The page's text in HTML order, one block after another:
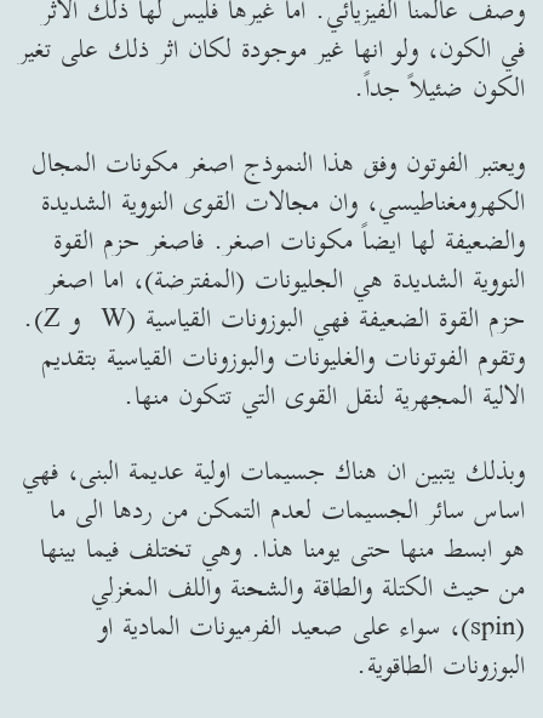
وصف عالمنا الفيزيائي. أما غيرها فليس لها ذلك الاثر
في الكون، ولو انها غير موجودة لكان اثر ذلك على تغير
الكون ضئيلاً جداً.
ويعتبر الفوتون وفق هذا النموذج اصغر مكونات المجال
الكهرومغناطيسي، وان مجالات القوى النووية الشديدة
والضعيفة لها ايضاً مكونات اصغر. فاصغر حزم القوة
النووية الشديدة هي الجليونات (المفترضة)، اما اصغر
حزم القوة الضعيفة فهي البوزونات القياسية (W و Z).
وتقوم الفوتونات والغليونات والبوزونات القياسية بتقديم
الالية المجهرية لنقل القوى التي تتكون منها.
وبذلك يتبين ان هناك جسيمات اولية عديمة البنى، فهي
اساس سائر الجسيمات لعدم التمكن من ردها الى ما
هو ابسط منها حتى يومنا هذا. وهي تختلف فيما بينها
من حيث الكتلة والطاقة والشحنة واللف المغزلي
(spin)، سواء على صعيد الفرميونات المادية او
البوزونات الطاقوية.